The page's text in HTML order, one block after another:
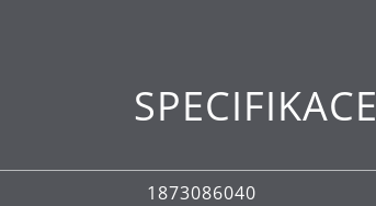
SPECIFIKACE
1873086040